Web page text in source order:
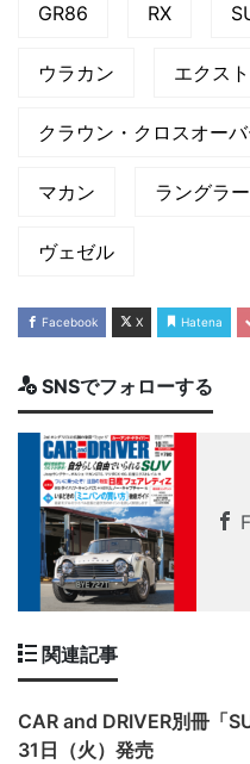
GR86 RX
ウラカン エクス
クラウン・クロスオー
マカン ラングラー
ヴェゼル
Facebook X Hatena
SNSでフォローする
関連記事
CAR and DRIVER別冊「
31日（火）発売